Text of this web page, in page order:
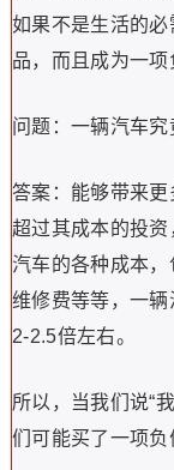
如果不是生活的
品，而且成为一项
问题：一辆汽车究
答案：能够带来
超过其成本的投
汽车的各种成本，
维修费等等，一
2-2.5倍左右。
所以，当我们说“
们可能买了一项负